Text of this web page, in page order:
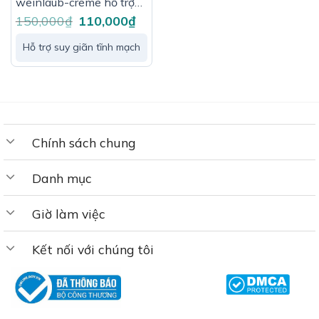
tuần hoàn máu tuýp
25ml
150,000₫ Giá
gốc
150,000₫.
110,000₫Giá
hiện
là:
Hỗ trợ suy giãn tĩnh mạch
Chính sách chung
Danh mục
Giờ làm việc
Kết nối với chúng tôi